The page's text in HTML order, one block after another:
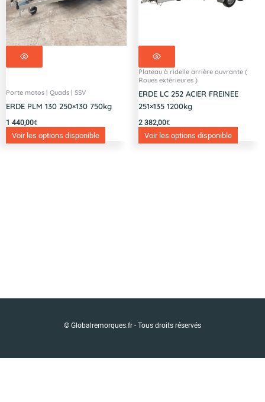
Porte motos | Quads | SSV
ERDE PLM 130 250×130 750kg
1 440,00€
Voir les options disponible
Plateau à ridelle arrière ouvrante (
Roues extérieures )
ERDE LC 252 ACIER FREINEE
251×135 1200kg
2 382,00€
Voir les options disponible
© Globalremorques.fr - Tous droits réservés